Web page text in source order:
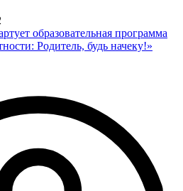
образовательная программа
Родитель, будь начеку!»